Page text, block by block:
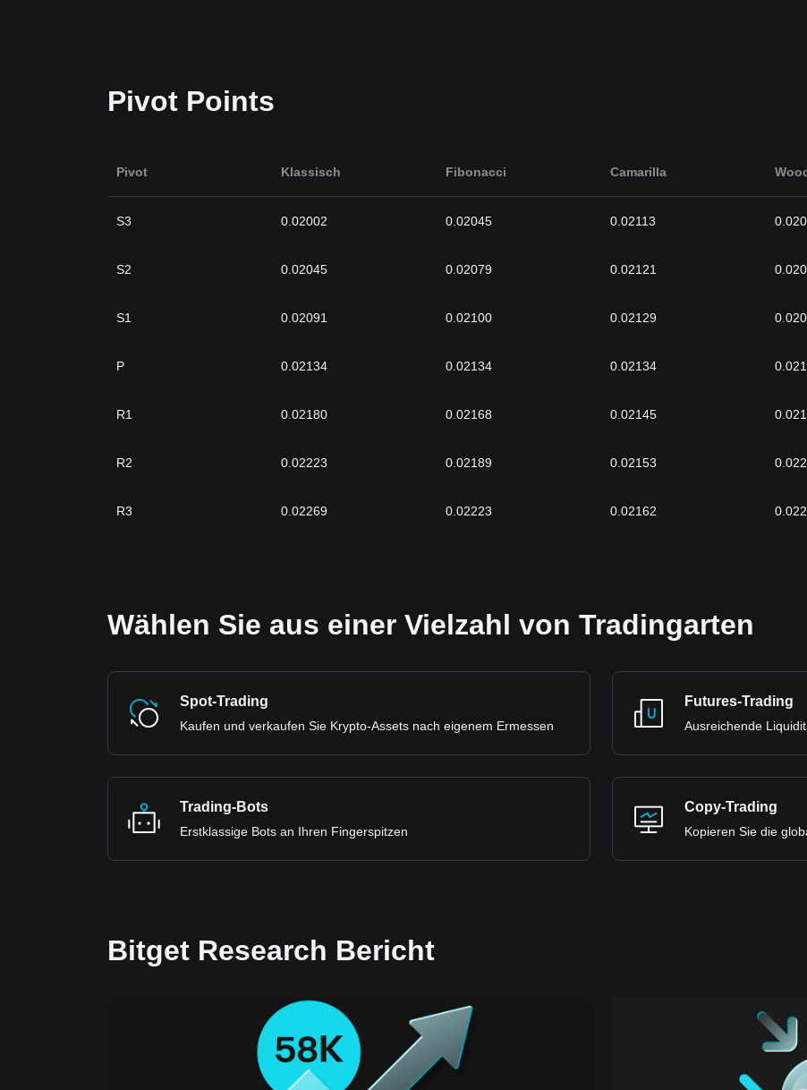
Pivot Points
Pivot Klassisch Fibonacci Camarilla
S3 0.02002 0.02045 0.02113
S2 0.02045 0.02079 0.02121
S1 0.02091 0.02100 0.02129
P 0.02134 0.02134 0.02134
R1 0.02180 0.02168 0.02145
R2 0.02223 0.02189 0.02153
R3 0.02269 0.02223 0.02162
Wählen Sie aus einer Vielzahl von Tradingarten
Spot-Trading
Kaufen und verkaufen Sie Krypto-Assets nach eigenem Ermessen
Futures-Trading
Ausreichende
Trading-Bots
Erstklassige Bots an Ihren Fingerspitzen
Copy-Trading
Kopieren Sie die
Bitget Research Bericht